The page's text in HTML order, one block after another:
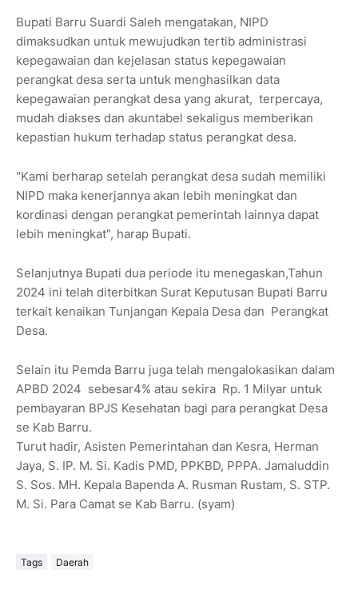
Bupati Barru Suardi Saleh mengatakan, NIPD
dimaksudkan untuk mewujudkan tertib administrasi
kepegawaian dan kejelasan status kepegawaian
perangkat desa serta untuk menghasilkan data
kepegawaian perangkat desa yang akurat, terpercaya,
mudah diakses dan akuntabel sekaligus memberikan
kepastian hukum terhadap status perangkat desa.
"Kami berharap setelah perangkat desa sudah memiliki
NIPD maka kenerjannya akan lebih meningkat dan
kordinasi dengan perangkat pemerintah lainnya dapat
lebih meningkat", harap Bupati.
Selanjutnya Bupati dua periode itu menegaskan,Tahun
2024 ini telah diterbitkan Surat Keputusan Bupati Barru
terkait kenaikan Tunjangan Kepala Desa dan Perangkat
Desa.
Selain itu Pemda Barru juga telah mengalokasikan dalam
APBD 2024 sebesar4% atau sekira Rp. 1 Milyar untuk
pembayaran BPJS Kesehatan bagi para perangkat Desa
se Kab Barru.
Turut hadir, Asisten Pemerintahan dan Kesra, Herman
Jaya, S. IP. M. Si. Kadis PMD, PPKBD, PPPA. Jamaluddin
S. Sos. MH. Kepala Bapenda A. Rusman Rustam, S. STP.
M. Si. Para Camat se Kab Barru. (syam)
Tags Daerah